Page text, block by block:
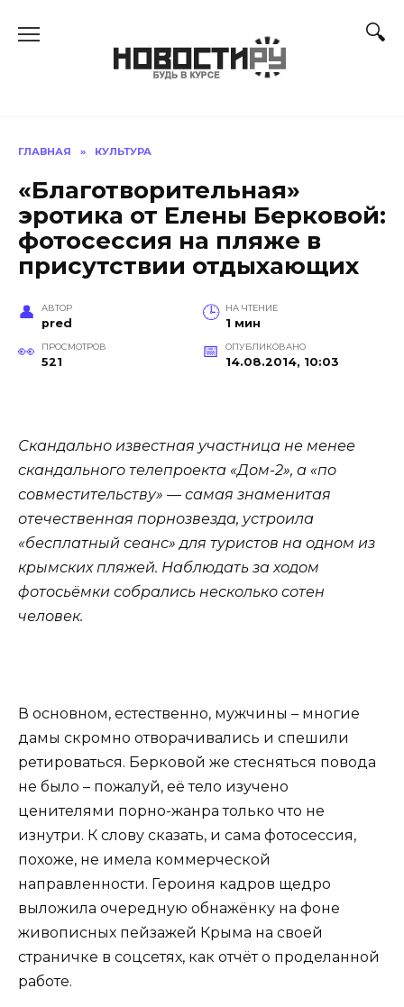
ГЛАВНАЯ » КУЛЬТУРА
«Благотворительная»
эротика от Елены Берковой:
фотосессия на пляже в
присутствии отдыхающих
АВТОР
pred
НА ЧТЕНИЕ
1 мин
ПРОСМОТРОВ
521
ОПУБЛИКОВАНО
14.08.2014, 10:03
Скандально известная участница не менее
скандального телепроекта «Дом-2», а «по
совместительству» — самая знаменитая
отечественная порнозвезда, устроила
«бесплатный сеанс» для туристов на одном из
крымских пляжей. Наблюдать за ходом
фотосьёмки собрались несколько сотен
человек.
В основном, естественно, мужчины – многие
дамы скромно отворачивались и спешили
ретироваться. Берковой же стесняться повода
не было – пожалуй, её тело изучено
ценителями порно-жанра только что не
изнутри. К слову сказать, и сама фотосессия,
похоже, не имела коммерческой
направленности. Героиня кадров щедро
выложила очередную обнажёнку на фоне
живописных пейзажей Крыма на своей
страничке в соцсетях, как отчёт о проделанной
работе.